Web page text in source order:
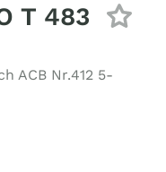
T 483
ACB Nr.412 5-